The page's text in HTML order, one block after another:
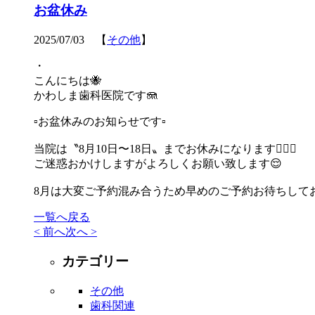
お盆休み
2025/07/03 【 その他】
・
こんにちは🐝
かわしま歯科医院です🪼
▫️お盆休みのお知らせです▫️
当院は〝8月10日〜18日〟までお休みになります💁🏻‍♀️
ご迷惑おかけしますがよろしくお願い致します😌
8月は大変ご予約混み合うため早めのご予約お待ちして
一覧へ戻る
< 前へ次へ >
カテゴリー
その他
歯科関連